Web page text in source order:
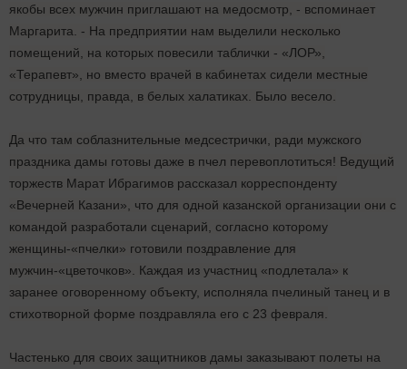
якобы всех мужчин приглашают на медосмотр, - вспоминает
Маргарита. - На предприятии нам выделили несколько
помещений, на которых повесили таблички - «ЛОР»,
«Терапевт», но вместо врачей в кабинетах сидели местные
сотрудницы, правда, в белых халатиках. Было весело.
Да что там соблазнительные медсестрички, ради мужского
праздника дамы готовы даже в пчел перевоплотиться! Ведущий
торжеств Марат Ибрагимов рассказал корреспонденту
«Вечерней Казани», что для одной казанской организации они с
командой разработали сценарий, согласно которому
женщины-«пчелки» готовили поздравление для
мужчин-«цветочков». Каждая из участниц «подлетала» к
заранее оговоренному объекту, исполняла пчелиный танец и в
стихотворной форме поздравляла его с 23 февраля.
Частенько для своих защитников дамы заказывают полеты на